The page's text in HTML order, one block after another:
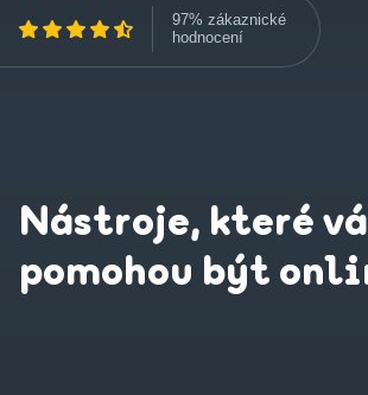
97% zákaznické
hodnocení
Nástroje, které
pomohou být